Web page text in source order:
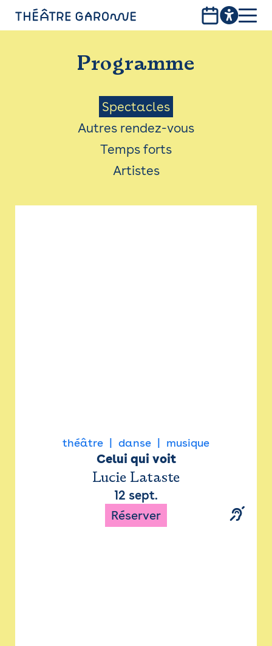
PROGRAMME
INFOS PRATIQUES
AVEC LES PUBLICS
ACCESSIBILITÉ
LES PRODUCTIONS
Programme
Menu
Saison
Spectacles
Autres rendez-vous
Temps forts
Artistes
théâtre danse musique
Celui qui voit
Lucie Lataste
12 sept.
Réserver